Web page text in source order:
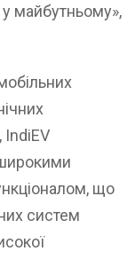
майбутньому»,
IndiEV
що
систем